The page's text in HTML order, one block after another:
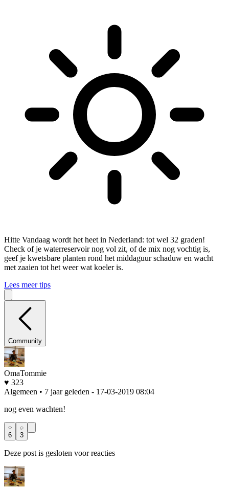
Hitte Vandaag wordt het heet in Nederland: tot wel 32 graden!
Check of je waterreservoir nog vol zit, of de mix nog vochtig is,
geef je kwetsbare planten rond het middaguur schaduw en wacht
met zaaien tot het weer wat koeler is.
Lees meer tips
Community
OmaTommie
♥ 323
Algemeen • 7 jaar geleden - 17-03-2019 08:04
nog even wachten!
6 3
Deze post is gesloten voor reacties